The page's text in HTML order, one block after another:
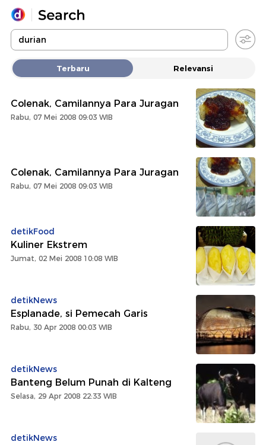
Yang sedang ramai dicari
Loading...
Promoted
Terbaru Relevansi
Colenak, Camilannya Para Juragan
Rabu, 07 Mei 2008 09:03 WIB
Colenak, Camilannya Para Juragan
Rabu, 07 Mei 2008 09:03 WIB
detikFood
Kuliner Ekstrem
Jumat, 02 Mei 2008 10:08 WIB
detikNews
Esplanade, si Pemecah Garis
Rabu, 30 Apr 2008 00:03 WIB
detikNews
Banteng Belum Punah di Kalteng
Selasa, 29 Apr 2008 22:33 WIB
detikNews